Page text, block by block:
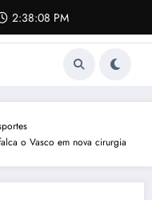
2:38:09 PM
o Vasco em nova cirurgia